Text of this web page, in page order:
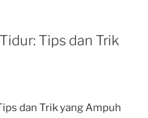
Tips dan Trik
dan Trik yang Ampuh